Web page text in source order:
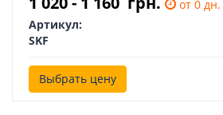
от 0 дн.
Артикул:
SKF
Выбрать цену